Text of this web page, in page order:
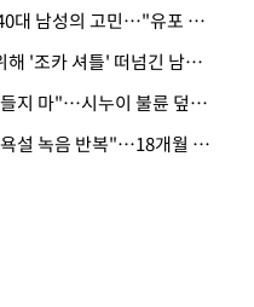
· 직장 불륜 발각된 40대 남성의 고민…"유포 동료 명예훼손·협박죄 고소 가능할까"
· 재취업한 시누이 위해 '조카 셔틀' 떠넘긴 남편…아내 "난 못한다"
· "남의 가정사 끼어들지 마"…시누이 불륜 덮으려는 남편에 억울한 아내
· "현관문 걷어차고 욕설 녹음 반복"…18개월 아기 키우는 집 뒤흔든 '앞집의 비극'